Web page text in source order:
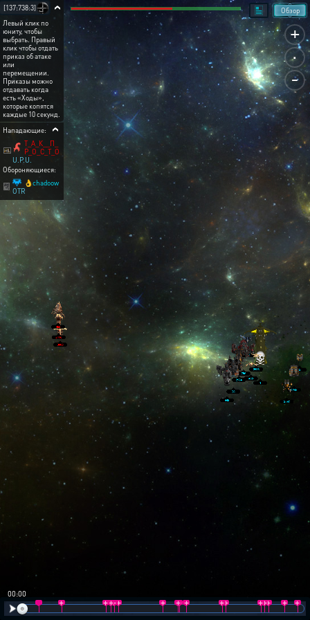
+
.
-
Обзор
[137:738:3]
Левый клик по
юниту, чтобы
выбрать. Правый
клик чтобы отдать
приказ об атаке
или
перемещении.
Приказы можно
отдавать когда
есть «Ходы»,
которые копятся
каждые 10 секунд.
Нападающие:
Т_А_К__П_
Р_О_С_Т_О
U.P.U.
Обороняющиеся:
👌chadoow
OTR
00:01